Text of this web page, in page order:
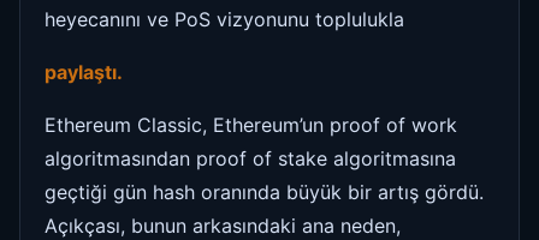
heyecanını ve PoS vizyonunu toplulukla
paylaştı.
Ethereum Classic, Ethereum’un proof of work
algoritmasından proof of stake algoritmasına
geçtiği gün hash oranında büyük bir artış gördü.
Açıkçası, bunun arkasındaki ana neden,